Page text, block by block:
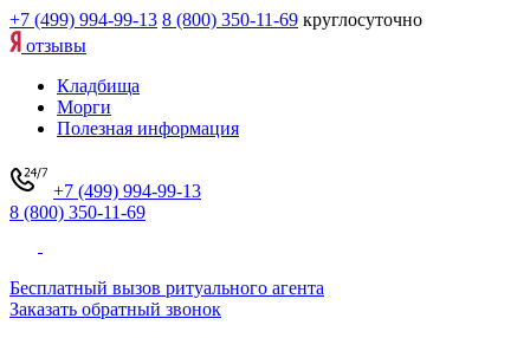
+7 (499) 994-99-13 8 (800) 350-11-69 круглосуточно
отзывы
Кладбища
Морги
Полезная информация
+7 (499) 994-99-13
8 (800) 350-11-69
Бесплатный вызов ритуального агента
Заказать обратный звонок